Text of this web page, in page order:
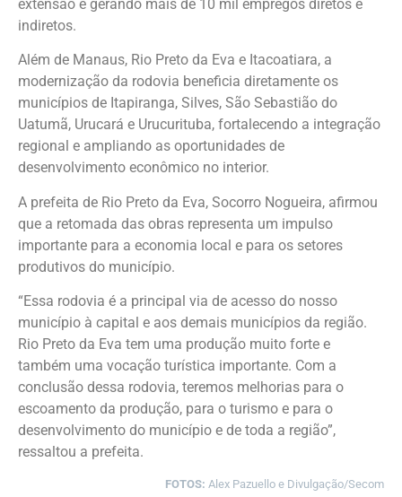
extensão e gerando mais de 10 mil empregos diretos e
indiretos.
Além de Manaus, Rio Preto da Eva e Itacoatiara, a
modernização da rodovia beneficia diretamente os
municípios de Itapiranga, Silves, São Sebastião do
Uatumã, Urucará e Urucurituba, fortalecendo a integração
regional e ampliando as oportunidades de
desenvolvimento econômico no interior.
A prefeita de Rio Preto da Eva, Socorro Nogueira, afirmou
que a retomada das obras representa um impulso
importante para a economia local e para os setores
produtivos do município.
“Essa rodovia é a principal via de acesso do nosso
município à capital e aos demais municípios da região.
Rio Preto da Eva tem uma produção muito forte e
também uma vocação turística importante. Com a
conclusão dessa rodovia, teremos melhorias para o
escoamento da produção, para o turismo e para o
desenvolvimento do município e de toda a região”,
ressaltou a prefeita.
FOTOS: Alex Pazuello e Divulgação/Secom